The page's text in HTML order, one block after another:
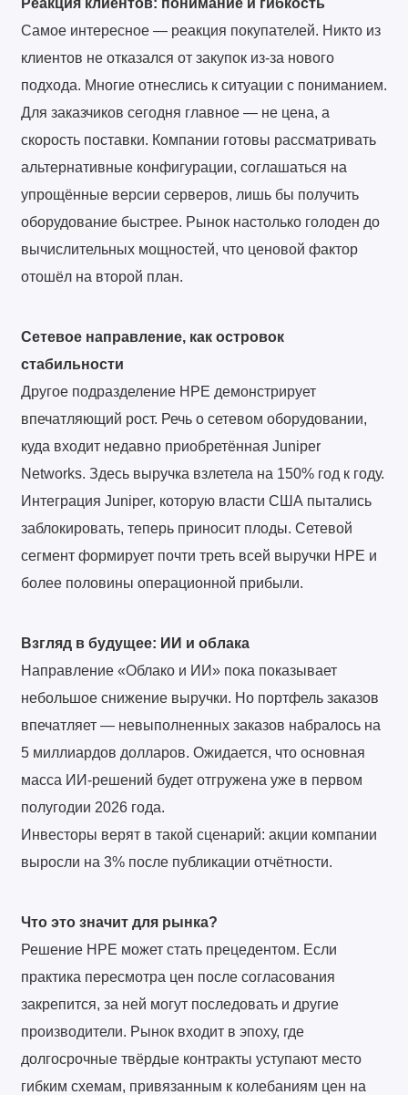
Самое интересное — реакция покупателей. Никто из
клиентов не отказался от закупок из-за нового
подхода. Многие отнеслись к ситуации с пониманием.
Для заказчиков сегодня главное — не цена, а
скорость поставки. Компании готовы рассматривать
альтернативные конфигурации, соглашаться на
упрощённые версии серверов, лишь бы получить
оборудование быстрее. Рынок настолько голоден до
вычислительных мощностей, что ценовой фактор
отошёл на второй план.
Сетевое направление, как островок
стабильности
Другое подразделение HPE демонстрирует
впечатляющий рост. Речь о сетевом оборудовании,
куда входит недавно приобретённая Juniper
Networks. Здесь выручка взлетела на 150% год к году.
Интеграция Juniper, которую власти США пытались
заблокировать, теперь приносит плоды. Сетевой
сегмент формирует почти треть всей выручки HPE и
более половины операционной прибыли.
Взгляд в будущее: ИИ и облака
Направление «Облако и ИИ» пока показывает
небольшое снижение выручки. Но портфель заказов
впечатляет — невыполненных заказов набралось на
5 миллиардов долларов. Ожидается, что основная
масса ИИ-решений будет отгружена уже в первом
полугодии 2026 года.
Инвесторы верят в такой сценарий: акции компании
выросли на 3% после публикации отчётности.
Что это значит для рынка?
Решение HPE может стать прецедентом. Если
практика пересмотра цен после согласования
закрепится, за ней могут последовать и другие
производители. Рынок входит в эпоху, где
долгосрочные твёрдые контракты уступают место
гибким схемам, привязанным к колебаниям цен на